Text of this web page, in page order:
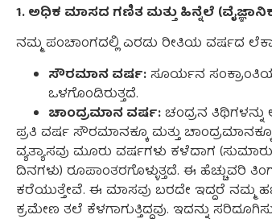
1. ಅಧಿಕ ಮಾಸದ ಗಣಿತ ಮತ್ತು ಹಿನ್ನೆಲೆ
ನಮ್ಮ ಪಂಚಾಂಗದಲ್ಲಿ ಎರಡು ರೀತಿಯ ವರ್ಷದ
ಸೌರಮಾನ ವರ್ಷ:ಸೂರ್ಯನ
ಒಳಗೊಂಡಿರುತ್ತದೆ.
ಚಾಂದ್ರಮಾನ ವರ್ಷ:ಚಂದ್ರನ ತಿಥಿಗಳನ್ನು
ಪ್ರತಿ ವರ್ಷ ಸೌರಮಾನಕ್ಕೂ ಮತ್ತು
ವ್ಯತ್ಯಾಸವು ಮೂರು ವರ್ಷಗಳು ಕಳೆದಾಗ
ದಿನಗಳು) ರೂಪಾಂತರಗೊಳ್ಳುತ್ತದೆ. ಈ ಹೆಚ್ಚುವರಿ
ಕರೆಯುತ್ತೇವೆ. ಈ ಮಾಸವು ಬರದೇ ಇದ್ದರೆ
ಕ್ರಮೇಣ ತಲೆ ಕೆಳಗಾಗುತ್ತಿದ್ದವು. ಇದನ್ನು